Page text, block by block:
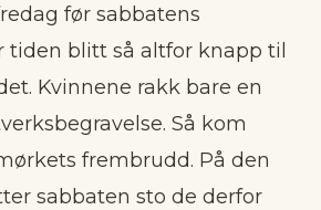
før sabbatens
tiden blitt så altfor knapp til
Kvinnene rakk bare en
Så kom
frembrudd. På den
sabbaten sto de derfor